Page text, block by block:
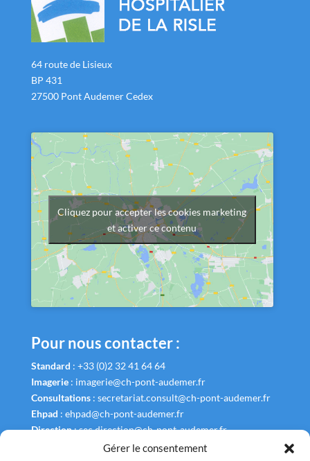
Gérer le consentement
64 route de Lisieux
BP 431
27500 Pont Audemer Cedex
Cliquez pour accepter les cookies marketing
et activer ce contenu
Pour nous contacter :
Standard : +33 (0)2 32 41 64 64
Imagerie: imagerie@ch-pont-audemer.fr
Consultations: secretariat.consult@ch-pont-audemer.fr
Ehpad : ehpad@ch-pont-audemer.fr
Direction:sec.direction@ch-pont-audemer.fr